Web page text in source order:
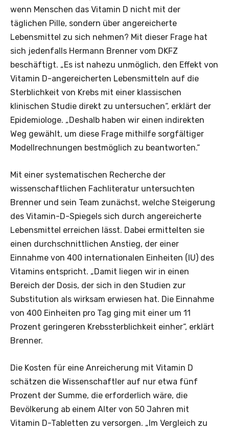
wenn Menschen das Vitamin D nicht mit der
täglichen Pille, sondern über angereicherte
Lebensmittel zu sich nehmen? Mit dieser Frage hat
sich jedenfalls Hermann Brenner vom DKFZ
beschäftigt. „Es ist nahezu unmöglich, den Effekt von
Vitamin D-angereicherten Lebensmitteln auf die
Sterblichkeit von Krebs mit einer klassischen
klinischen Studie direkt zu untersuchen“, erklärt der
Epidemiologe. „Deshalb haben wir einen indirekten
Weg gewählt, um diese Frage mithilfe sorgfältiger
Modellrechnungen bestmöglich zu beantworten.“
Mit einer systematischen Recherche der
wissenschaftlichen Fachliteratur untersuchten
Brenner und sein Team zunächst, welche Steigerung
des Vitamin-D-Spiegels sich durch angereicherte
Lebensmittel erreichen lässt. Dabei ermittelten sie
einen durchschnittlichen Anstieg, der einer
Einnahme von 400 internationalen Einheiten (IU) des
Vitamins entspricht. „Damit liegen wir in einen
Bereich der Dosis, der sich in den Studien zur
Substitution als wirksam erwiesen hat. Die Einnahme
von 400 Einheiten pro Tag ging mit einer um 11
Prozent geringeren Krebssterblichkeit einher“, erklärt
Brenner.
Die Kosten für eine Anreicherung mit Vitamin D
schätzen die Wissenschaftler auf nur etwa fünf
Prozent der Summe, die erforderlich wäre, die
Bevölkerung ab einem Alter von 50 Jahren mit
Vitamin D-Tabletten zu versorgen. „Im Vergleich zu